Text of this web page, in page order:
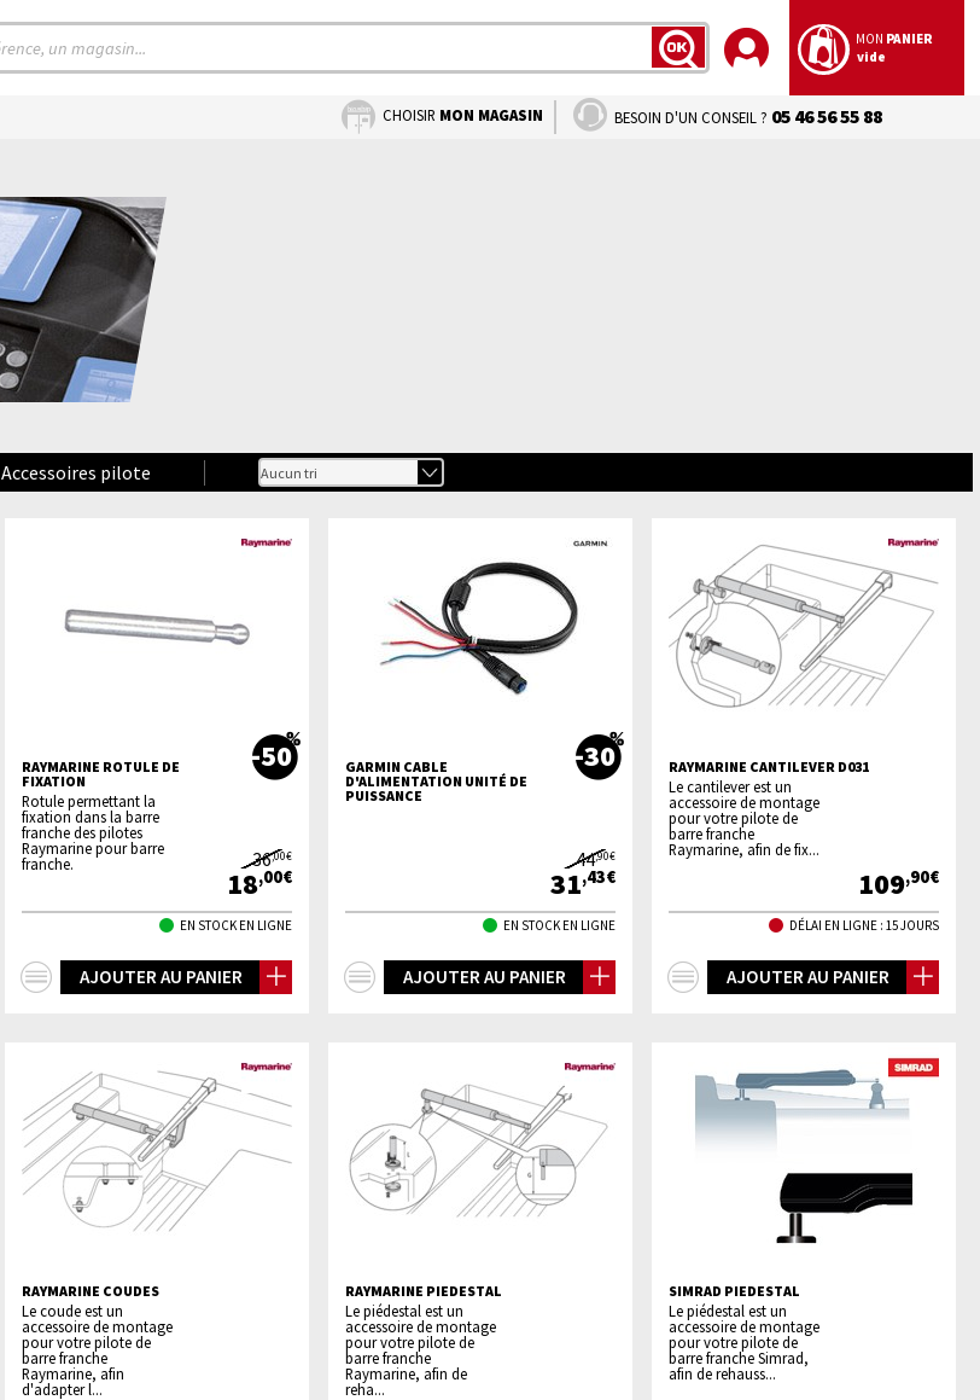
LANCER
MON PANIER
vide
CHOISIR MON MAGASIN BESOIN D'UN CONSEIL ? 05 46 56 55 88
Accessoires pilote
RAYMARINE ROTULE DE
FIXATION
-50
Rotule permettant la
fixation dans la barre
franche des pilotes
Raymarine pour barre
franche.
36,00€
18,00€
EN STOCK EN LIGNE
AJOUTER AU PANIER
GARMIN CABLE
D'ALIMENTATION UNITÉ DE
PUISSANCE
-30
44,90€
31,43€
EN STOCK EN LIGNE
AJOUTER AU PANIER
RAYMARINE CANTILEVER D031
Le cantilever est un
accessoire de montage
pour votre pilote de
barre franche
Raymarine, afin de fix...
109,90€
DÉLAI EN LIGNE : 15 JOURS
AJOUTER AU PANIER
RAYMARINE COUDES
Le coude est un
accessoire de montage
pour votre pilote de
barre franche
Raymarine, afin
d'adapter l...
RAYMARINE PIEDESTAL
Le piédestal est un
accessoire de montage
pour votre pilote de
barre franche
Raymarine, afin de
reha...
SIMRAD PIEDESTAL
Le piédestal est un
accessoire de montage
pour votre pilote de
barre franche Simrad,
afin de rehauss...